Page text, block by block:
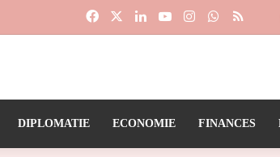
FacebookLinkedinYouTubeInstagramWhatsApp
RSS
DIPLOMATIE ECONOMIE FINANCES